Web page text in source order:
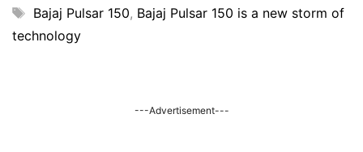
Tags
Bajaj Pulsar 150, Bajaj Pulsar 150 is a new storm of
technology
---Advertisement---